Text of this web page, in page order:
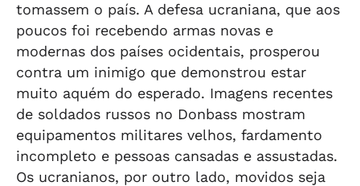
tomassem o país. A defesa ucraniana, que aos
poucos foi recebendo armas novas e
modernas dos países ocidentais, prosperou
contra um inimigo que demonstrou estar
muito aquém do esperado. Imagens recentes
de soldados russos no Donbass mostram
equipamentos militares velhos, fardamento
incompleto e pessoas cansadas e assustadas.
Os ucranianos, por outro lado, movidos seja